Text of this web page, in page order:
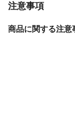
注意事項
商品に関する注意